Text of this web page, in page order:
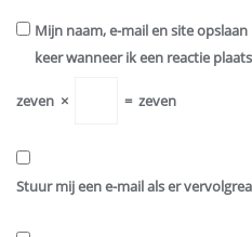
Mijn naam, e-mail en site
keer wanneer ik een reactie
zeven × = zeven
Stuur mij een e-mail als er